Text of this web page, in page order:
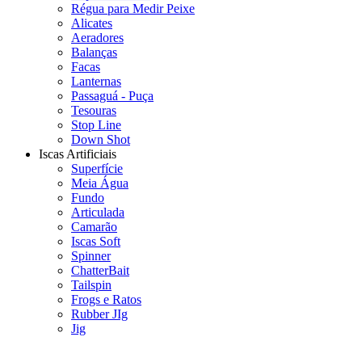
Régua para Medir Peixe
Alicates
Aeradores
Balanças
Facas
Lanternas
Passaguá - Puça
Tesouras
Stop Line
Down Shot
Iscas Artificiais
Superfície
Meia Água
Fundo
Articulada
Camarão
Iscas Soft
Spinner
ChatterBait
Tailspin
Frogs e Ratos
Rubber JIg
Jig